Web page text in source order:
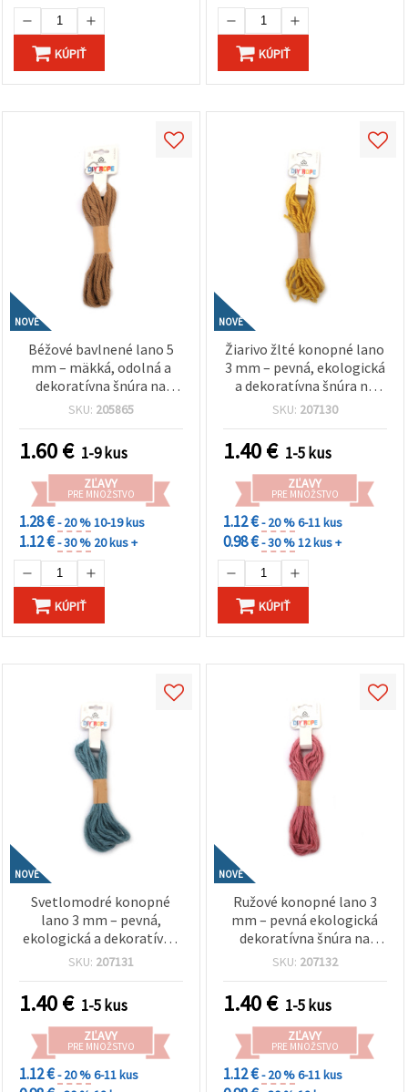
KÚPIŤ KÚPIŤ
NOVÉ
Béžové bavlnené lano 5
mm – mäkká, odolná a
dekoratívna šnúra na
tvorenie, cca 5 m rolka
SKU: 205865
1.60€ 1-9 kus
ZĽAVY
PRE MNOŽSTVO
1.28 €- 20 %10-19 kus
1.12 €- 30 % 20 kus +
KÚPIŤ
NOVÉ
Žiarivo žlté konopné lano
3 mm – pevná, ekologická
a dekoratívna šnúra na
tvorenie, cca 5 m rolka
SKU: 207130
1.40€ 1-5 kus
ZĽAVY
PRE MNOŽSTVO
1.12 €- 20 %6-11 kus
0.98 €- 30 %12 kus +
KÚPIŤ
NOVÉ
Svetlomodré konopné
lano 3 mm – pevná,
ekologická a dekoratívna
šnúra na tvorenie, rolka
SKU: 207131
1.40€ 1-5 kus
ZĽAVY
PRE MNOŽSTVO
1.12 €- 20 %6-11 kus
NOVÉ
Ružové konopné lano 3
mm – pevná ekologická
dekoratívna šnúra na
tvorenie, cca 5 m rolka
SKU: 207132
1.40€ 1-5 kus
ZĽAVY
PRE MNOŽSTVO
1.12 €- 20 %6-11 kus